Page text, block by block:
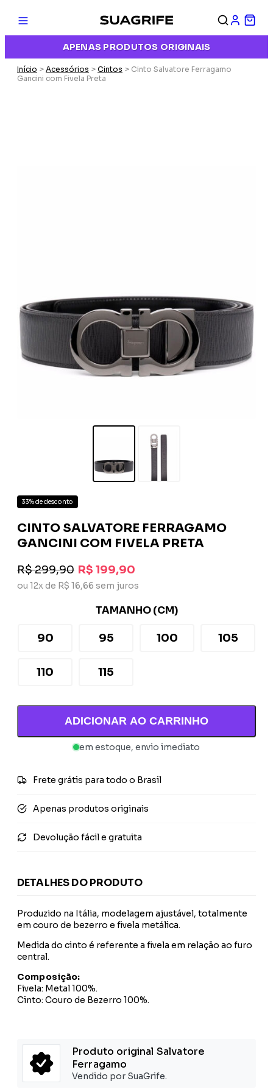
APENAS PRODUTOS ORIGINAIS
Início > Acessórios > Cintos > Cinto Salvatore Ferragamo
Gancini com Fivela Preta
33% de desconto
CINTO SALVATORE FERRAGAMO
GANCINI COM FIVELA PRETA
R$ 299,90 R$ 199,90
ou 12x de R$ 16,66 sem juros
TAMANHO (CM)
90 95 100 105
110 115
ADICIONAR AO CARRINHO
em estoque, envio imediato
Frete grátis para todo o Brasil
Apenas produtos originais
Devolução fácil e gratuita
DETALHES DO PRODUTO
Produzido na Itália, modelagem ajustável, totalmente
em couro de bezerro e fivela metálica.
Medida do cinto é referente a fivela em relação ao furo
central.
Composição:
Fivela: Metal 100%.
Cinto: Couro de Bezerro 100%.
Produto original Salvatore
Ferragamo
Vendido por SuaGrife.